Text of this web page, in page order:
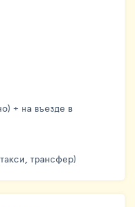
+ на въезде в
трансфер)